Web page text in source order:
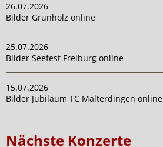
26.07.2026
Bilder Grunholz online
25.07.2026
Bilder Seefest Freiburg online
15.07.2026
Bilder Jubiläum TC Malterdingen online
Nächste Konzerte